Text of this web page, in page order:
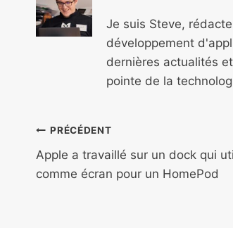
Je suis Steve,
développement
dernières actualités
pointe de la
Navigation
de
l’article
PRÉCÉDENT
Apple a travaillé sur un dock qui
comme écran pour un HomePod